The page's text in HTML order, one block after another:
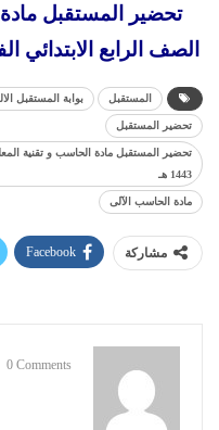
تحضير المستقبل
الصف الرابع الابتدائي
المستقبل بوابة المستقبل
تحضير المستقبل
تحضير المستقبل مادة الحاسب و تقنية
1443 هـ
مادة الحاسب الآلى
مشاركة Facebook
0 Comments